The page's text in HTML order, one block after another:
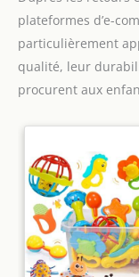
plateformes d’e-
particulièrement
qualité, leur
procurent aux